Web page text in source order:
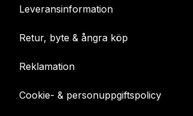
Leveransinformation
Retur, byte & ångra köp
Reklamation
Cookie- & personuppgiftspolicy